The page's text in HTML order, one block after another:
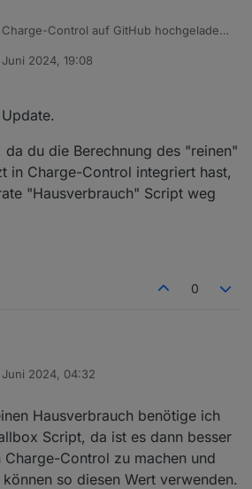
Control auf GitHub hochgeladen.
ausgetauscht durch axios
um die Leistung Hausverbrauch
hier kann der Pfad zu
Heizstab eingetragen
leer lassen
der LW-Pumpe eingetragen
enthält nun
Script Charge-Control eingestellte
und nicht mehr die berechnete
um die Batterie auf 100% zu laden.
Juni 2024, 19:08
da du die Berechnung des "reinen"
in Charge-Control integriert hast,
"Hausverbrauch" Script weg
0
das Update.
da du die Berechnung des "reinen"
jetzt in Charge-Control integriert hast,
separate "Hausverbrauch" Script weg
Juni 2024, 04:32
Hausverbrauch benötige ich
Script, da ist es dann besser
Charge-Control zu machen und
so diesen Wert verwenden.